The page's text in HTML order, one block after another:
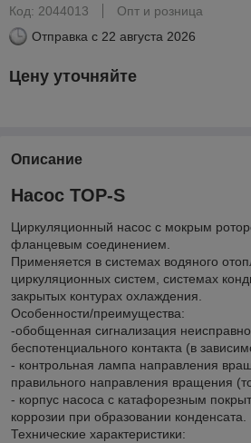
Код: 2044013
Опт и розница
Отправка с 22 августа 2026
Цену уточняйте
Описание
Насос TOP-S
Циркуляционный насос с мокрым
фланцевым соединением.
Применяется в системах водяного
циркуляционных систем, системах
закрытых контурах охлаждения.
Особенности/преимущества:
-обобщенная сигнализация
беспотенциального контакта (в
- контрольная лампа направления
правильного направления вращения
- корпус насоса с катафорезным
коррозии при образовании конденсата.
Технические характеристики: